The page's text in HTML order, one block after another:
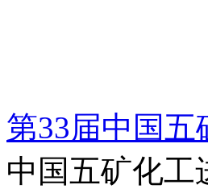
第33届中国
中国五矿化工